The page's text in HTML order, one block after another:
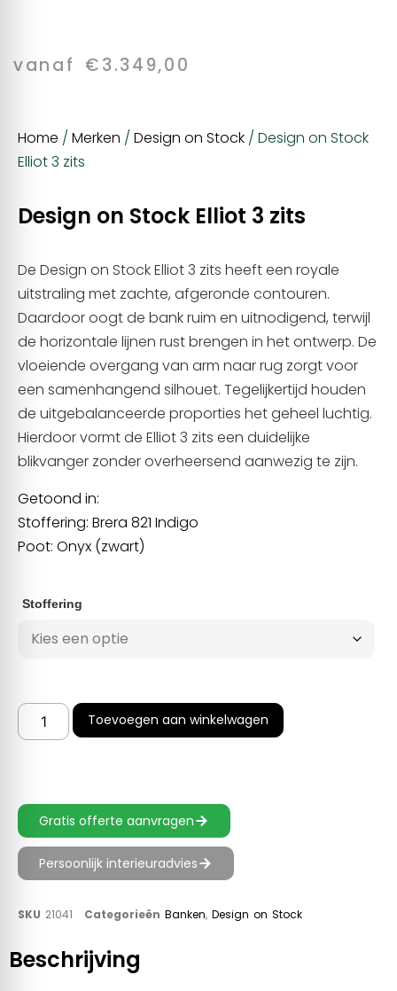
vanaf €3.349,00
Home / Merken / Design on Stock / Design on Stock
Elliot 3 zits
Design on Stock Elliot 3 zits
De Design on Stock Elliot 3 zits heeft een royale
uitstraling met zachte, afgeronde contouren.
Daardoor oogt de bank ruim en uitnodigend, terwijl
de horizontale lijnen rust brengen in het ontwerp. De
vloeiende overgang van arm naar rug zorgt voor
een samenhangend silhouet. Tegelijkertijd houden
de uitgebalanceerde proporties het geheel luchtig.
Hierdoor vormt de Elliot 3 zits een duidelijke
blikvanger zonder overheersend aanwezig te zijn.
Getoond in:
Stoffering: Brera 821 Indigo
Poot: Onyx (zwart)
Stoffering
Toevoegen aan winkelwagen
Gratis offerte aanvragen
Persoonlijk interieuradvies
SKU 21041 Categorieën Banken, Design on Stock
Beschrijving